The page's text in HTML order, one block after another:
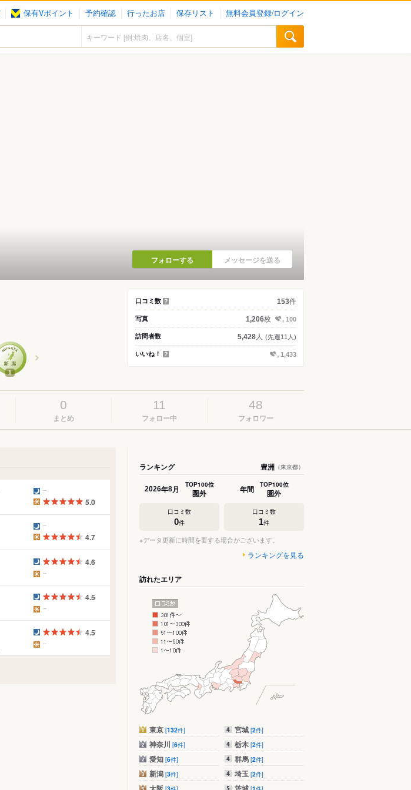
保有Vポイント 予約確認 行ったお店 保存リスト 無料会員登録/ログイン
フォローする メッセージを送る
1
口コミ数 ？ 153件
写真 1,206枚 100
訪問者数 5,428人 (先週11人)
いいね！ ？ 1,433
0
まとめ
11
フォロー中
48
フォロワー
5.0
4.7
4.6
4.5
4.5
ランキング 豊洲 （東京都）
2026年8月 TOP100位
圏外
口コミ数
0件
年間 TOP100位
圏外
口コミ数
1件
※データ更新に時間を要する場合がございます。
ランキングを見る
訪れたエリア
東京 [132件]
神奈川 [6件]
愛知 [6件]
新潟 [3件]
宮城 [2件]
栃木 [2件]
群馬 [2件]
埼玉 [2件]